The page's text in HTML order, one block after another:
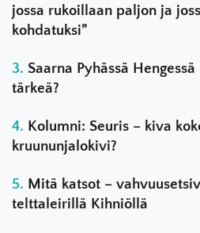
jossa rukoillaan paljon ja
kohdatuksi”
Saarna Pyhässä
tärkeä?
Kolumni: Seuris – kiva
kruununjalokivi?
Mitä katsot –
telttaleirillä Kihniöllä